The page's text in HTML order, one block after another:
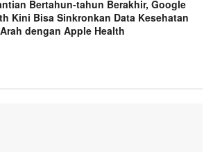
Bertahun-tahun Berakhir, Google
Kini Bisa Sinkronkan Data Kesehatan
dengan Apple Health